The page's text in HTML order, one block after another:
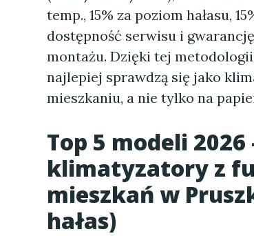
temp., 15% za poziom hałasu,
dostępność serwisu i
montażu. Dzięki tej
najlepiej sprawdzą się jako
mieszkaniu, a nie tylko na
Top 5 modeli
klimatyzatory z
mieszkań w
hałas)